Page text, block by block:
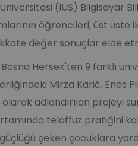
(IUS) Bilgisayar
öğrencileri, üst üste
değer sonuçlar elde
Hersek'ten 9 farklı
Mirza Karić, Enes
olarak adlandırılan projeyi
telaffuz pratiğini
çeken çocuklara